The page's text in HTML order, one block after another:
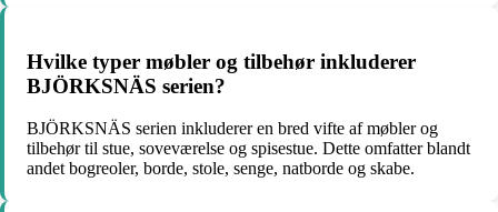
Hvilke typer møbler og tilbehør inkluderer
BJÖRKSNÄS serien?
BJÖRKSNÄS serien inkluderer en bred vifte af møbler og
tilbehør til stue, soveværelse og spisestue. Dette omfatter blandt
andet bogreoler, borde, stole, senge, natborde og skabe.